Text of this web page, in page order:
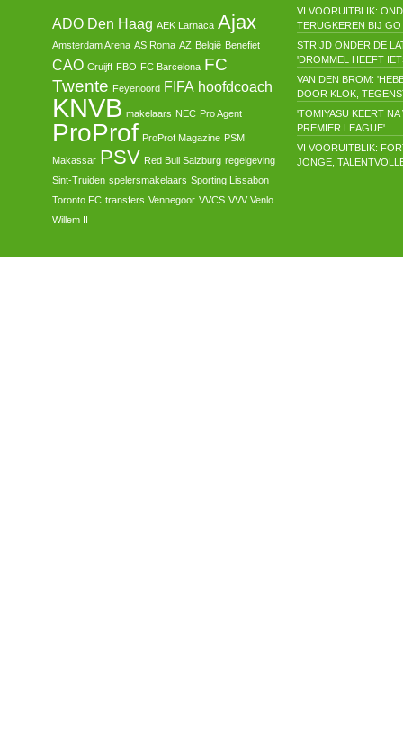
ADO Den Haag AEK Larnaca Ajax
Amsterdam Arena AS Roma AZ België Benefiet
CAO Cruijff FBO FC Barcelona FC
Twente Feyenoord FIFA hoofdcoach
KNVB makelaars NEC Pro Agent
ProProf ProProf Magazine PSM
Makassar PSV Red Bull Salzburg regelgeving
Sint-Truiden spelersmakelaars Sporting Lissabon
Toronto FC transfers Vennegoor VVCS VVV Venlo
Willem II
VI VOORUITBLIK:
TERUGKEREN BIJ GO
STRIJD ONDER DE
'DROMMEL HEEFT
VAN DEN BROM:
DOOR KLOK,
'TOMIYASU KEERT
PREMIER LEAGUE'
VI VOORUITBLIK:
JONGE,